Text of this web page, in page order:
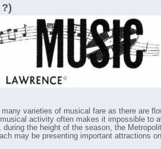
varieties of musical fare as there are
activity often makes it impossible to
the height of the season, the
may be presenting important attractions